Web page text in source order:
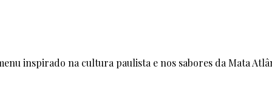
inspirado na cultura paulista e nos sabores da Mata